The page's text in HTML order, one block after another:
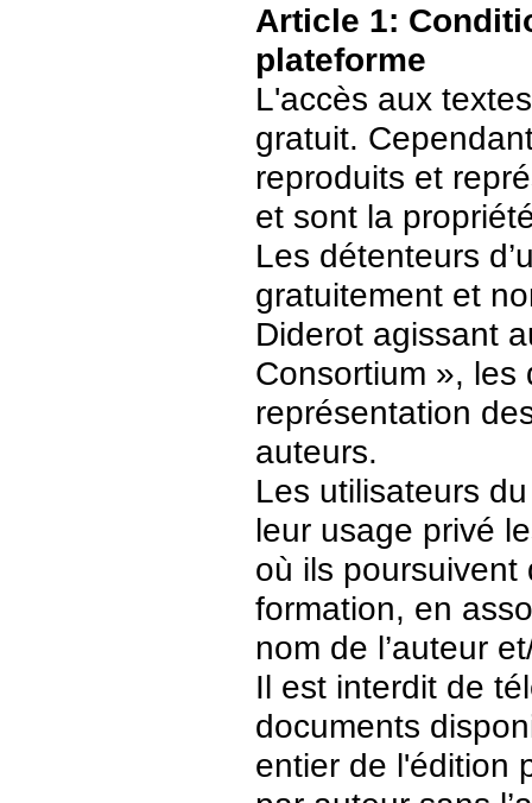
Article 1:
plateforme
L'accès aux
gratuit.
reproduits et
et sont la
Les détenteurs
gratuitement et
Diderot agissant
Consortium », les
représentation
auteurs.
Les utilisateurs
leur usage privé
où ils
formation, en
nom de l’auteur
Il est interdit de
documents
entier de l'édition